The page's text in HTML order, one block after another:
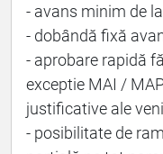
- avans minim de
- dobândă fixă
- aprobare rapidă
exceptie MAI /
justificative ale
- posibilitate de